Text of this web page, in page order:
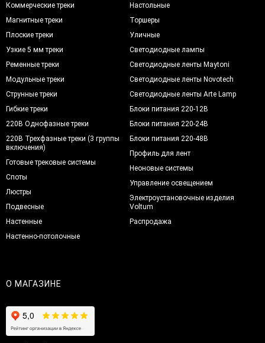
Коммерческие треки
Магнитные треки
Плоские треки
Узкие 5 мм треки
Ременные треки
Модульные треки
Струнные треки
Гибкие треки
220В Однофазные треки
220В Трехфазные треки (3 группы
включения)
Готовые трековые системы
Споты
Люстры
Подвесные
Настенные
Настенно-потолочные
Настольные
Торшеры
Уличные
Светодиодные лампы
Светодиодные ленты Maytoni
Светодиодные ленты Novotech
Светодиодные ленты Arte Lamp
Блоки питания 220-12В
Блоки питания 220-24В
Блоки питания 220-48В
Профиль для лент
Неоновые системы
Управление освещением
Электроустановочные изделия
Voltum
Распродажа
О МАГАЗИНЕ